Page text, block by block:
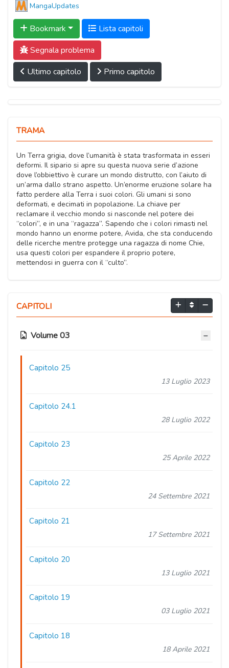
MangaUpdates
Bookmark
Lista capitoli
Segnala problema
Ultimo capitolo
Primo capitolo
TRAMA
Un Terra grigia, dove l’umanità è stata trasformata in esseri
deformi. Il sipario si apre su questa nuova serie d’azione
dove l’obbiettivo è curare un mondo distrutto, con l’aiuto di
un’arma dallo strano aspetto. Un’enorme eruzione solare ha
fatto perdere alla Terra i suoi colori. Gli umani si sono
deformati, e decimati in popolazione. La chiave per
reclamare il vecchio mondo si nasconde nel potere dei
“colori”, e in una “ragazza”. Sapendo che i colori rimasti nel
mondo hanno un enorme potere, Avida, che sta conducendo
delle ricerche mentre protegge una ragazza di nome Chie,
usa questi colori per espandere il proprio potere,
mettendosi in guerra con il “culto”.
CAPITOLI
Volume 03
Capitolo 25
13 Luglio 2023
Capitolo 24.1
28 Luglio 2022
Capitolo 23
25 Aprile 2022
Capitolo 22
24 Settembre 2021
Capitolo 21
17 Settembre 2021
Capitolo 20
13 Luglio 2021
Capitolo 19
03 Luglio 2021
Capitolo 18
18 Aprile 2021